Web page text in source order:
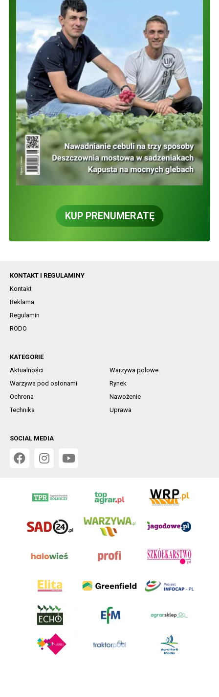
KUP PRENUMERATĘ
KONTAKT I REGULAMINY
Kontakt
Reklama
Regulamin
RODO
KATEGORIE
Aktualności
Warzywa polowe
Warzywa pod osłonami
Rynek
Ochrona
Nawożenie
Technika
Uprawa
SOCIAL MEDIA